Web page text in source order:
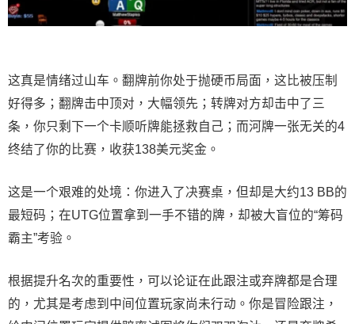
这真是情绪过山车。翻牌前你处于抛硬币局面，这比被压制
好得多；翻牌击中顶对，大幅领先；转牌对方却击中了三
条，你只剩下一个卡顺听牌能拯救自己；而河牌一张无关的4
终结了你的比赛，收获138美元奖金。
这是一个艰难的处境：你进入了决赛桌，但却是大约13 BB的
最短码；在UTG位置拿到一手不错的牌，却被大盲位的“筹码
霸主”考验。
根据提升名次的重要性，可以论证在此跟注或弃牌都是合理
的，尤其是考虑到中间位置玩家尚未行动。你是冒险跟注，